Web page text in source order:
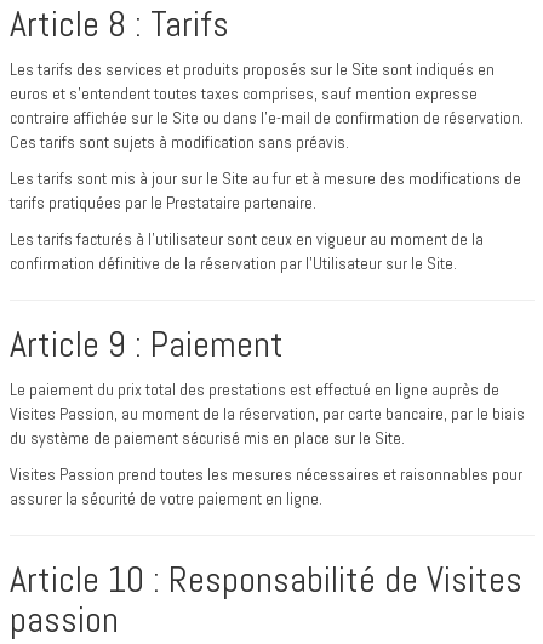
Article 8 : Tarifs
Les tarifs des services et produits proposés sur le Site sont indiqués en
euros et s’entendent toutes taxes comprises, sauf mention expresse
contraire affichée sur le Site ou dans l’e-mail de confirmation de réservation.
Ces tarifs sont sujets à modification sans préavis.
Les tarifs sont mis à jour sur le Site au fur et à mesure des modifications de
tarifs pratiquées par le Prestataire partenaire.
Les tarifs facturés à l’utilisateur sont ceux en vigueur au moment de la
confirmation définitive de la réservation par l’Utilisateur sur le Site.
Article 9 : Paiement
Le paiement du prix total des prestations est effectué en ligne auprès de
Visites Passion, au moment de la réservation, par carte bancaire, par le biais
du système de paiement sécurisé mis en place sur le Site.
Visites Passion prend toutes les mesures nécessaires et raisonnables pour
assurer la sécurité de votre paiement en ligne.
Article 10 : Responsabilité de Visites
passion